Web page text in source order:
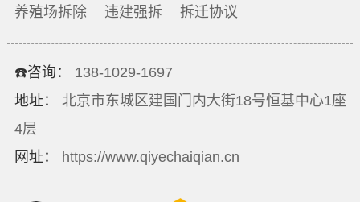
养殖场拆除 违建强拆 拆迁协议
☎️咨询： 138-1029-1697
地址： 北京市东城区建国门内大街18号恒基中心1座
4层
网址： https://www.qiyechaiqian.cn